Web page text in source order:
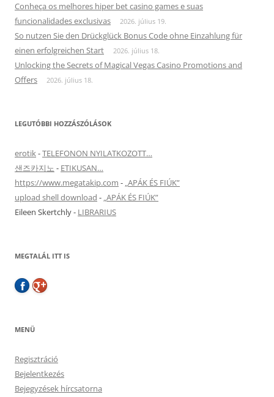
Conheça os melhores hiper bet casino games e suas
funcionalidades exclusivas
2026. július 19.
So nutzen Sie den Drückglück Bonus Code ohne Einzahlung für
einen erfolgreichen Start
2026. július 18.
Unlocking the Secrets of Magical Vegas Casino Promotions and
Offers
2026. július 18.
LEGUTÓBBI HOZZÁSZÓLÁSOK
erotik-TELEFONON NYILATKOZOTT…
샌즈카지노 - ETIKUSAN…
https://www.megatakip.com - „APÁK ÉS FIÚK”
upload shell download - „APÁK ÉS FIÚK”
Eileen Skertchly- LIBRARIUS
MEGTALÁL ITT IS
MENÜ
Regisztráció
Bejelentkezés
Bejegyzések hírcsatorna